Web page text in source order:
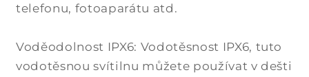
telefonu, fotoaparátu atd.
Voděodolnost IPX6: Vodotěsnost IPX6, tuto
vodotěsnou svítilnu můžete používat v dešti